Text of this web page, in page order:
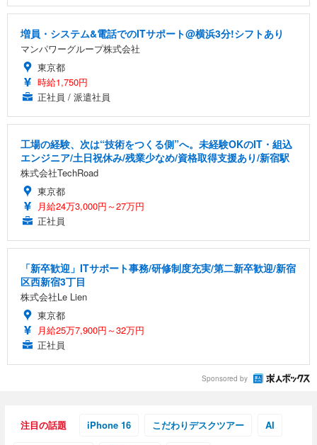
増員・システム&電話でのITサポート@横浜3分!シフトあり
マンパワーグループ株式会社
東京都
時給1,750円
正社員 / 派遣社員
工場の経験、次は“技術をつくる側”へ。未経験OKのIT・組込
エンジニア/土日祝休み/残業少なめ/資格取得支援あり/新宿駅
株式会社TechRoad
東京都
月給24万3,000円～27万円
正社員
「新卒歓迎」ITサポート事務/研修制度充実/第二新卒歓迎/新宿
区西新宿3丁目
株式会社Le Lien
東京都
月給25万7,900円～32万円
正社員
Sponsored by
注目の話題 iPhone 16 こだわりデスクツアー AI